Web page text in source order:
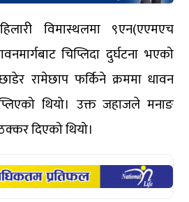
विमास्थलमा ९एन(एएमएच
चिप्लिदा दुर्घटना भएको
रामेछाप फर्किने क्रममा धावन
थियो। उक्त जहाजले मनाङ
दिएको थियो।